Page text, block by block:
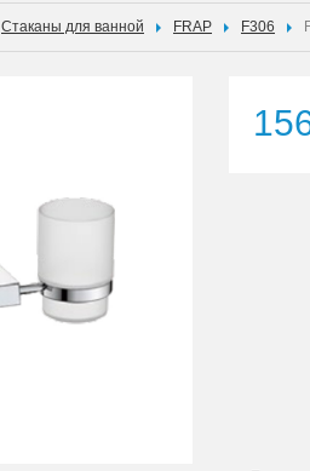
Стаканы для ванной FRAP F306